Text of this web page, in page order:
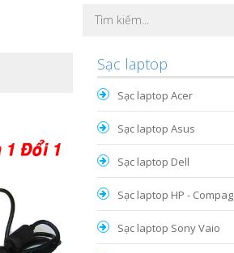
Sạc laptop
Sạc laptop Acer
Sạc laptop Asus
Sạc laptop Dell
Sạc laptop HP - Compag
Sạc laptop Sony Vaio